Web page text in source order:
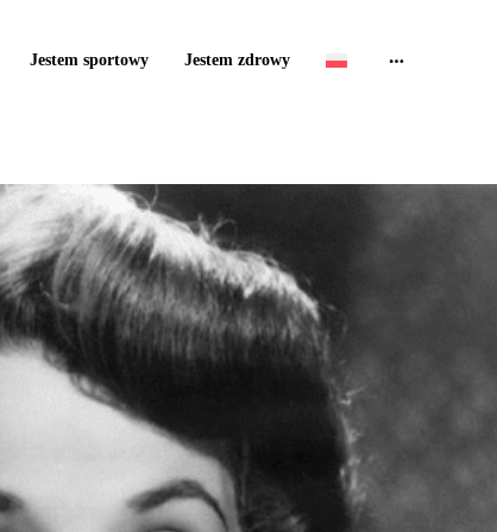
Jestem sportowy Jestem zdrowy